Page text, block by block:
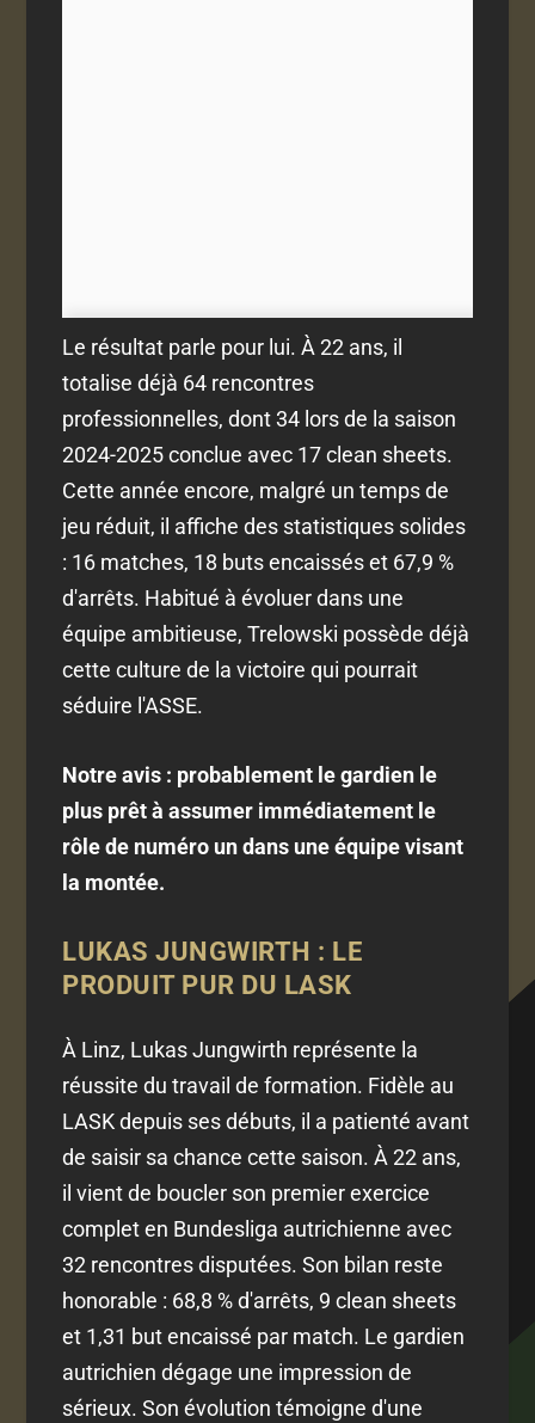
Le résultat parle pour lui. À 22 ans, il
totalise déjà 64 rencontres
professionnelles, dont 34 lors de la saison
2024-2025 conclue avec 17 clean sheets.
Cette année encore, malgré un temps de
jeu réduit, il affiche des statistiques solides
: 16 matches, 18 buts encaissés et 67,9 %
d'arrêts. Habitué à évoluer dans une
équipe ambitieuse, Trelowski possède déjà
cette culture de la victoire qui pourrait
séduire l'ASSE.
Notre avis : probablement le gardien le
plus prêt à assumer immédiatement le
rôle de numéro un dans une équipe visant
la montée.
LUKAS JUNGWIRTH : LE
PRODUIT PUR DU LASK
À Linz, Lukas Jungwirth représente la
réussite du travail de formation. Fidèle au
LASK depuis ses débuts, il a patienté avant
de saisir sa chance cette saison. À 22 ans,
il vient de boucler son premier exercice
complet en Bundesliga autrichienne avec
32 rencontres disputées. Son bilan reste
honorable : 68,8 % d'arrêts, 9 clean sheets
et 1,31 but encaissé par match. Le gardien
autrichien dégage une impression de
sérieux. Son évolution témoigne d'une